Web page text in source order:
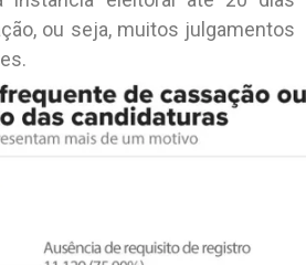
ou seja, muitos julgamentos